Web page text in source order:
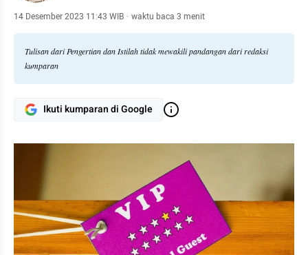
14 Desember 2023 11:43 WIB · waktu baca 3 menit
Tulisan dari Pengertian dan Istilah tidak mewakili pandangan dari redaksi
kumparan
Ikuti kumparan di Google